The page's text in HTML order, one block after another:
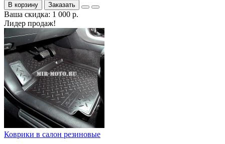
В корзину Заказать
Ваша скидка: 1 000 р.
Лидер продаж!
Коврики в салон резиновые